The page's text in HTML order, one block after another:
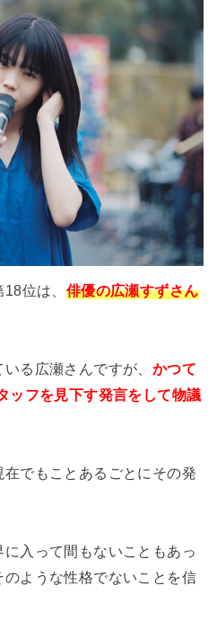
位は、 俳優の広瀬すずさん
る広瀬さんですが、 かつて
ッフを見下す発言をして物議
でもことあるごとにその発
入って間もないこともあっ
ような性格でないことを信